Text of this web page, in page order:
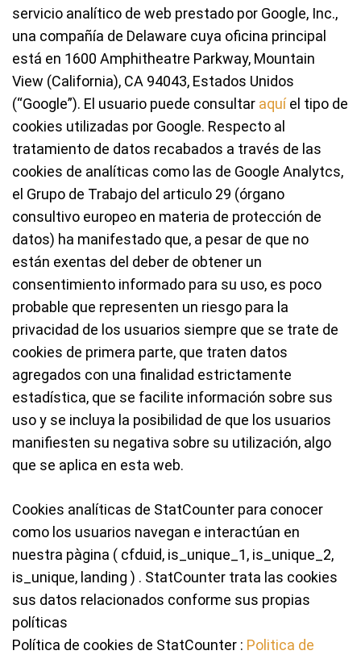
servicio analítico de web prestado por Google, Inc.,
una compañía de Delaware cuya oficina principal
está en 1600 Amphitheatre Parkway, Mountain
View (California), CA 94043, Estados Unidos
(“Google”). El usuario puede consultar aquíel tipo de
cookies utilizadas por Google. Respecto al
tratamiento de datos recabados a través de las
cookies de analíticas como las de Google Analytcs,
el Grupo de Trabajo del articulo 29 (órgano
consultivo europeo en materia de protección de
datos) ha manifestado que, a pesar de que no
están exentas del deber de obtener un
consentimiento informado para su uso, es poco
probable que representen un riesgo para la
privacidad de los usuarios siempre que se trate de
cookies de primera parte, que traten datos
agregados con una finalidad estrictamente
estadística, que se facilite información sobre sus
uso y se incluya la posibilidad de que los usuarios
manifiesten su negativa sobre su utilización, algo
que se aplica en esta web.
Cookies analíticas de StatCounter para conocer
como los usuarios navegan e interactúan en
nuestra pàgina ( cfduid, is_unique_1, is_unique_2,
is_unique, landing ) . StatCounter trata las cookies
sus datos relacionados conforme sus propias
políticas
Política de cookies de StatCounter : Politica de